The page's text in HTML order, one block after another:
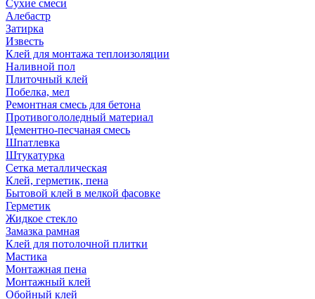
Сухие смеси
Алебастр
Затирка
Известь
Клей для монтажа теплоизоляции
Наливной пол
Плиточный клей
Побелка, мел
Ремонтная смесь для бетона
Противогололедный материал
Цементно-песчаная смесь
Шпатлевка
Штукатурка
Сетка металлическая
Клей, герметик, пена
Бытовой клей в мелкой фасовке
Герметик
Жидкое стекло
Замазка рамная
Клей для потолочной плитки
Мастика
Монтажная пена
Монтажный клей
Обойный клей